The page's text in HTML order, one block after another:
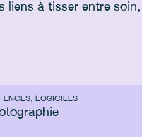
liens à tisser entre
LOGICIELS